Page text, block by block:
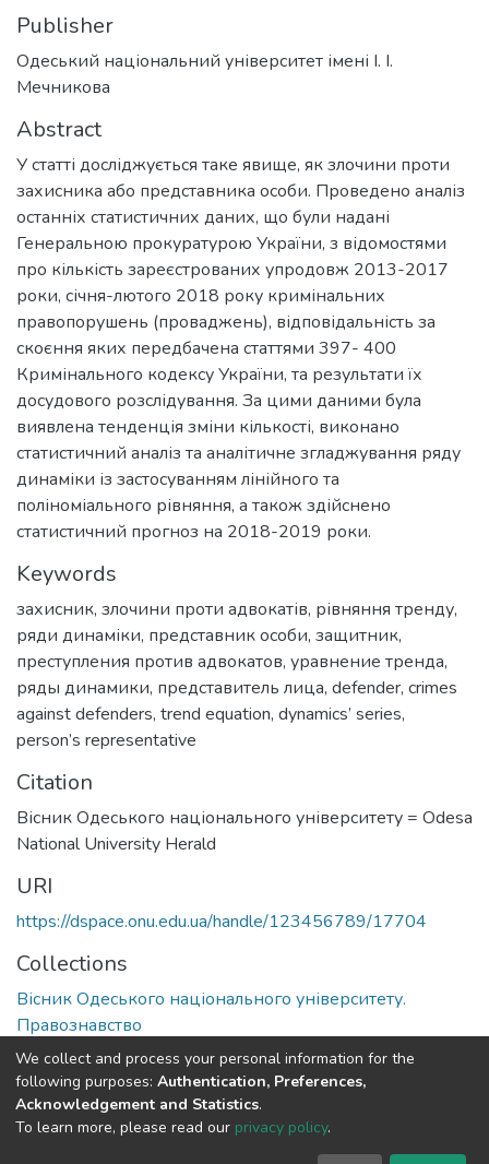
Publisher
Одеський національний університет імені І. І.
Мечникова
Abstract
У статті досліджується таке явище, як злочини проти
захисника або представника особи. Проведено аналіз
останніх статистичних даних, що були надані
Генеральною прокуратурою України, з відомостями
про кількість зареєстрованих упродовж 2013-2017
роки, січня-лютого 2018 року кримінальних
правопорушень (проваджень), відповідальність за
скоєння яких передбачена статтями 397- 400
Кримінального кодексу України, та результати їх
досудового розслідування. За цими даними була
виявлена тенденція зміни кількості, виконано
статистичний аналіз та аналітичне згладжування ряду
динаміки із застосуванням лінійного та
поліноміального рівняння, а також здійснено
статистичний прогноз на 2018-2019 роки.
Keywords
захисник, злочини проти адвокатів, рівняння тренду,
ряди динаміки, представник особи, защитник,
преступления против адвокатов, уравнение тренда,
ряды динамики, представитель лица, defender, crimes
against defenders, trend equation, dynamics’ series,
person’s representative
Citation
Вісник Одеського національного університету = Odesa
National University Herald
URI
https://dspace.onu.edu.ua/handle/123456789/17704
Collections
Вісник Одеського національного університету.
Правознавство
Full item page
DSpace software copyright © 2009-2026
We collect and process your personal information for the
following purposes: Authentication, Preferences,
Acknowledgement and Statistics.
To learn more, please read our privacy policy.